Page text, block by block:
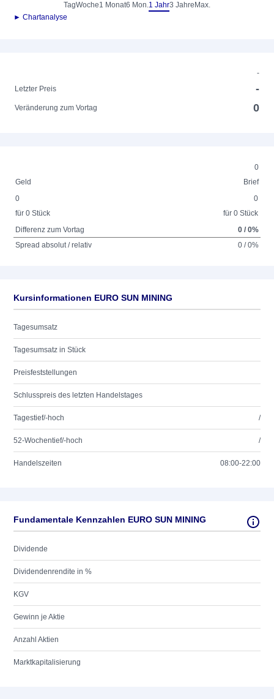
TagWoche1 Monat6 Mon.1 Jahr3 Jahre Max.
► Chartanalyse
-
Letzter Preis
-
Veränderung zum Vortag 0
0
Geld
Brief
0
für 0 Stück
0
für 0 Stück
Differenz zum Vortag
0 / 0%
Spread absolut / relativ
0 / 0%
Kursinformationen EURO SUN MINING
Tagesumsatz
Tagesumsatz in Stück
Preisfeststellungen
Schlusspreis des letzten Handelstages
Tagestief/-hoch /
52-Wochentief/-hoch /
Handelszeiten 08:00-22:00
Fundamentale Kennzahlen EURO SUN MINING
Dividende
Dividendenrendite in %
KGV
Gewinn je Aktie
Anzahl Aktien
Marktkapitalisierung